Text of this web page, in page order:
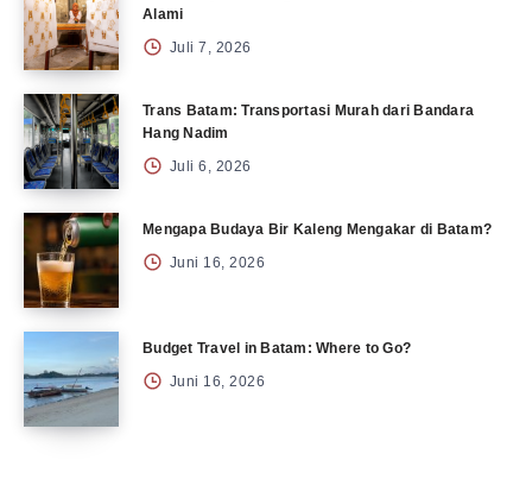
Alami
Juli 7, 2026
Trans Batam: Transportasi Murah dari Bandara
Hang Nadim
Juli 6, 2026
Mengapa Budaya Bir Kaleng Mengakar di Batam?
Juni 16, 2026
Budget Travel in Batam: Where to Go?
Juni 16, 2026